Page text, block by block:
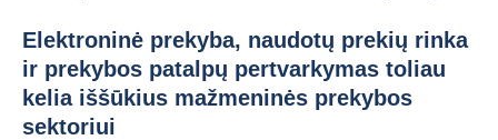
Elektroninė prekyba, naudotų prekių rinka
ir prekybos patalpų pertvarkymas toliau
kelia iššūkius mažmeninės prekybos
sektoriui